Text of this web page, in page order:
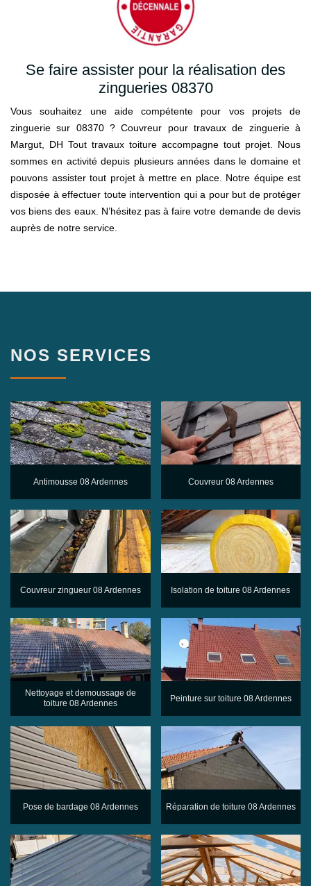
Se faire assister pour la réalisation des
zingueries 08370
Vous souhaitez une aide compétente pour vos projets de
zinguerie sur 08370 ? Couvreur pour travaux de zinguerie à
Margut, DH Tout travaux toiture accompagne tout projet. Nous
sommes en activité depuis plusieurs années dans le domaine et
pouvons assister tout projet à mettre en place. Notre équipe est
disposée à effectuer toute intervention qui a pour but de protéger
vos biens des eaux. N’hésitez pas à faire votre demande de devis
auprès de notre service.
NOS SERVICES
Antimousse 08 Ardennes Couvreur 08 Ardennes
Couvreur zingueur 08 Ardennes Isolation de toiture 08 Ardennes
Nettoyage et demoussage de
toiture 08 Ardennes
Peinture sur toiture 08 Ardennes
Pose de bardage 08 Ardennes Réparation de toiture 08 Ardennes